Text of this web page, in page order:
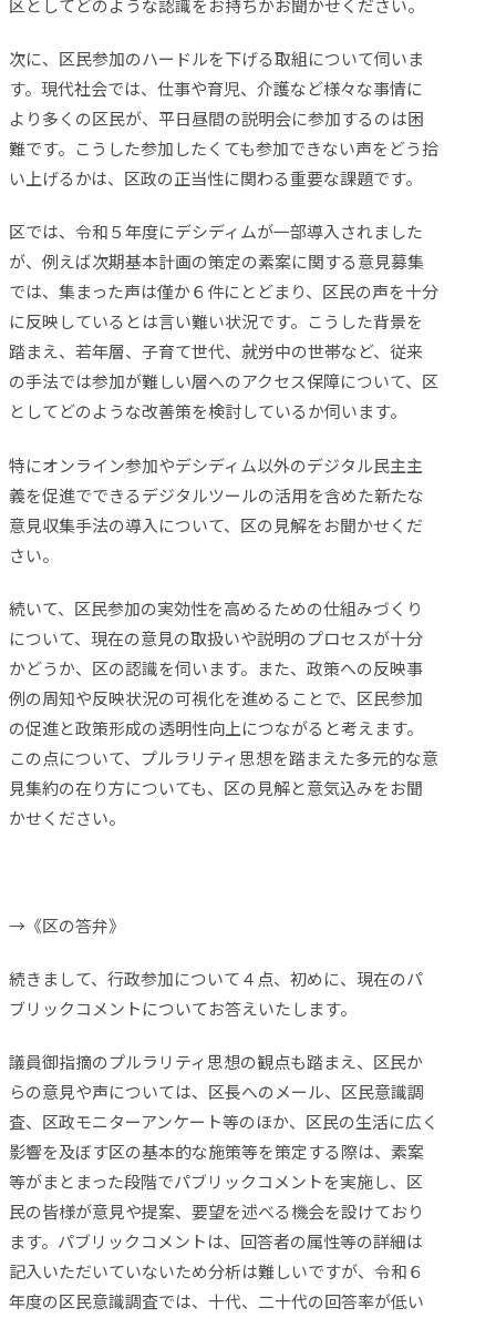
次に、区民参加のハードルを下げる取組について伺いま
す。現代社会では、仕事や育児、介護など様々な事情に
より多くの区民が、平日昼間の説明会に参加するのは困
難です。こうした参加したくても参加できない声をどう拾
い上げるかは、区政の正当性に関わる重要な課題です。
区では、令和５年度にデシディムが一部導入されました
が、例えば次期基本計画の策定の素案に関する意見募集
では、集まった声は僅か６件にとどまり、区民の声を十分
に反映しているとは言い難い状況です。こうした背景を
踏まえ、若年層、子育て世代、就労中の世帯など、従来
の手法では参加が難しい層へのアクセス保障について、区
としてどのような改善策を検討しているか伺います。
特にオンライン参加やデシディム以外のデジタル民主主
義を促進でできるデジタルツールの活用を含めた新たな
意見収集手法の導入について、区の見解をお聞かせくだ
さい。
続いて、区民参加の実効性を高めるための仕組みづくり
について、現在の意見の取扱いや説明のプロセスが十分
かどうか、区の認識を伺います。また、政策への反映事
例の周知や反映状況の可視化を進めることで、区民参加
の促進と政策形成の透明性向上につながると考えます。
この点について、プルラリティ思想を踏まえた多元的な意
見集約の在り方についても、区の見解と意気込みをお聞
かせください。
→《区の答弁》
続きまして、行政参加について４点、初めに、現在のパ
ブリックコメントについてお答えいたします。
議員御指摘のプルラリティ思想の観点も踏まえ、区民か
らの意見や声については、区長へのメール、区民意識調
査、区政モニターアンケート等のほか、区民の生活に広く
影響を及ぼす区の基本的な施策等を策定する際は、素案
等がまとまった段階でパブリックコメントを実施し、区
民の皆様が意見や提案、要望を述べる機会を設けており
ます。パブリックコメントは、回答者の属性等の詳細は
記入いただいていないため分析は難しいですが、令和６
年度の区民意識調査では、十代、二十代の回答率が低い